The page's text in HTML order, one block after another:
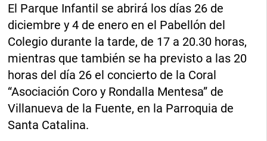
El Parque Infantil se abrirá los días 26 de
diciembre y 4 de enero en el Pabellón del
Colegio durante la tarde, de 17 a 20.30 horas,
mientras que también se ha previsto a las 20
horas del día 26 el concierto de la Coral
“Asociación Coro y Rondalla Mentesa” de
Villanueva de la Fuente, en la Parroquia de
Santa Catalina.